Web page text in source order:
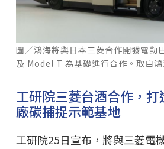
圖／鴻海將與日本三菱合作開發電動
及 Model T 為基礎進行合作。取自
工研院三菱台酒合作，
廠碳捕捉示範基地
工研院25日宣布，將與三菱電